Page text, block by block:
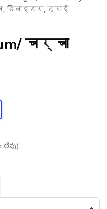
डिवाइडर, ट्राई
चर्चा